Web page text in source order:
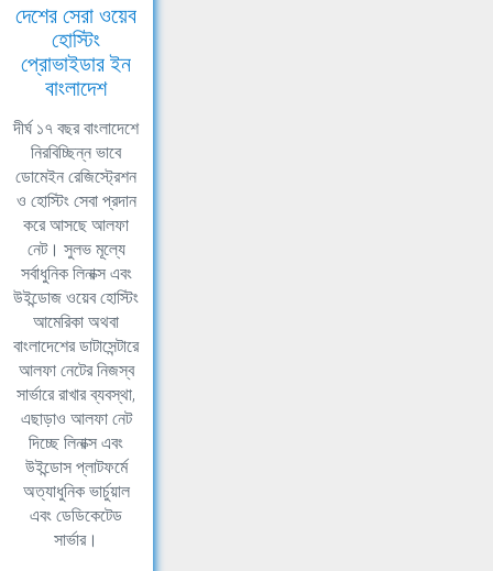
দেশের সেরা ওয়েব
হোস্টিং
প্রোভাইডার ইন
বাংলাদেশ
দীর্ঘ ১৭ বছর বাংলাদেশে
নিরবিচ্ছিন্ন ভাবে
ডোমেইন রেজিস্ট্রেশন
ও হোস্টিং সেবা প্রদান
করে আসছে আলফা
নেট। সুলভ মূল্যে
সর্বাধুনিক লিনাক্স এবং
উইন্ডোজ ওয়েব হোস্টিং
আমেরিকা অথবা
বাংলাদেশের ডাটাসেন্টারে
আলফা নেটের নিজস্ব
সার্ভারে রাখার ব্যবস্থা,
এছাড়াও আলফা নেট
দিচ্ছে লিনাক্স এবং
উইন্ডোস প্লাটফর্মে
অত্যাধুনিক ভার্চুয়াল
এবং ডেডিকেটেড
সার্ভার।